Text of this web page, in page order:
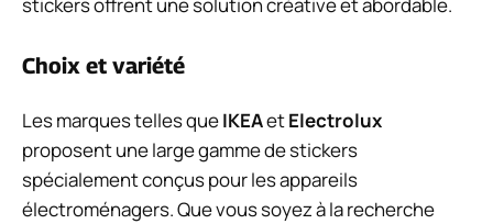
Choix et variété
Les marques telles queIKEAetElectrolux
proposent une large gamme de stickers
spécialement conçus pour les appareils
électroménagers. Que vous soyez à la recherche